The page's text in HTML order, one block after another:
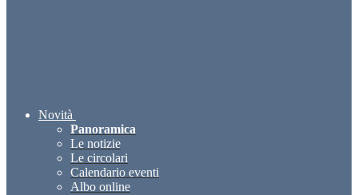
Novità
Panoramica
Le notizie
Le circolari
Calendario eventi
Albo online